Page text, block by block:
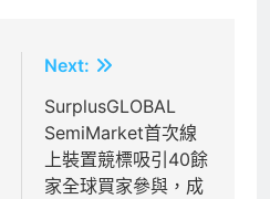
Next:
SurplusGLOBAL
SemiMarket首次線
上裝置競標吸引40餘
家全球買家參與，成